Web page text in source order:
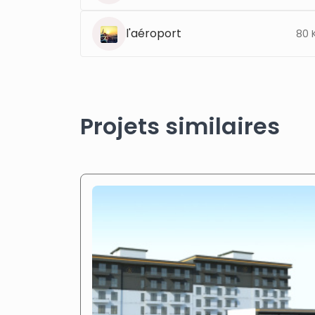
l'aéroport 80
Projets similaires